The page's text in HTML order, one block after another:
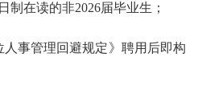
制在读的非2026届毕业生；
人事管理回避规定》聘用后即构